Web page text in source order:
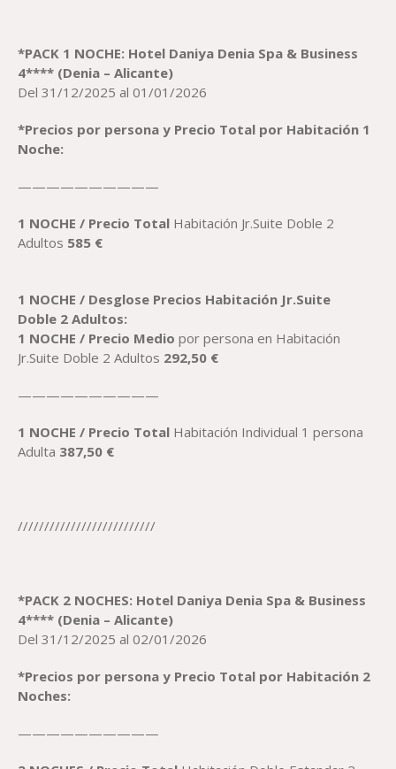
*PACK 1 NOCHE: Hotel Daniya Denia Spa & Business
4**** (Denia – Alicante)
Del 31/12/2025 al 01/01/2026
*Precios por persona y Precio Total por Habitación 1
Noche:
——————————
1 NOCHE / Precio Total Habitación Jr.Suite Doble 2
Adultos 585 €
1 NOCHE / Desglose Precios Habitación Jr.Suite
Doble 2 Adultos:
1 NOCHE / Precio Medio por persona en Habitación
Jr.Suite Doble 2 Adultos 292,50 €
——————————
1 NOCHE / Precio Total Habitación Individual 1 persona
Adulta 387,50 €
//////////////////////////
*PACK 2 NOCHES: Hotel Daniya Denia Spa & Business
4**** (Denia – Alicante)
Del 31/12/2025 al 02/01/2026
*Precios por persona y Precio Total por Habitación 2
Noches:
——————————